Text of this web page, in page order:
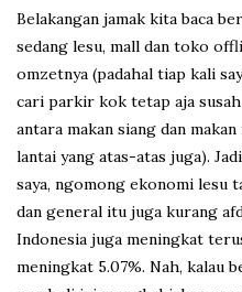
Belakangan jamak kita baca
sedang lesu, mall dan toko
omzetnya (padahal tiap kali
cari parkir kok tetap aja
antara makan siang dan
lantai yang atas-atas juga).
saya, ngomong ekonomi lesu
dan general itu juga kurang
Indonesia juga meningkat
meningkat 5.07%. Nah, kalau